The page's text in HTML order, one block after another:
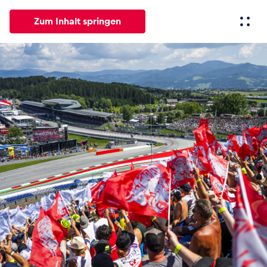
Zum Inhalt springen
Alle News Events Seiten
News
Alle anzeigen
Events
Alle anzeigen